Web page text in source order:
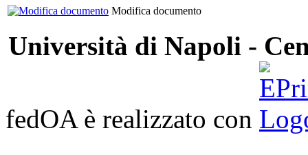
Modifica documento
Università di Napoli -
fedOA è realizzato con